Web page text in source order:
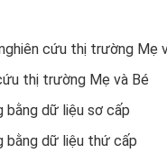
cứu thị trường Mẹ
thị trường Mẹ và Bé
bằng dữ liệu sơ cấp
bằng dữ liệu thứ cấp